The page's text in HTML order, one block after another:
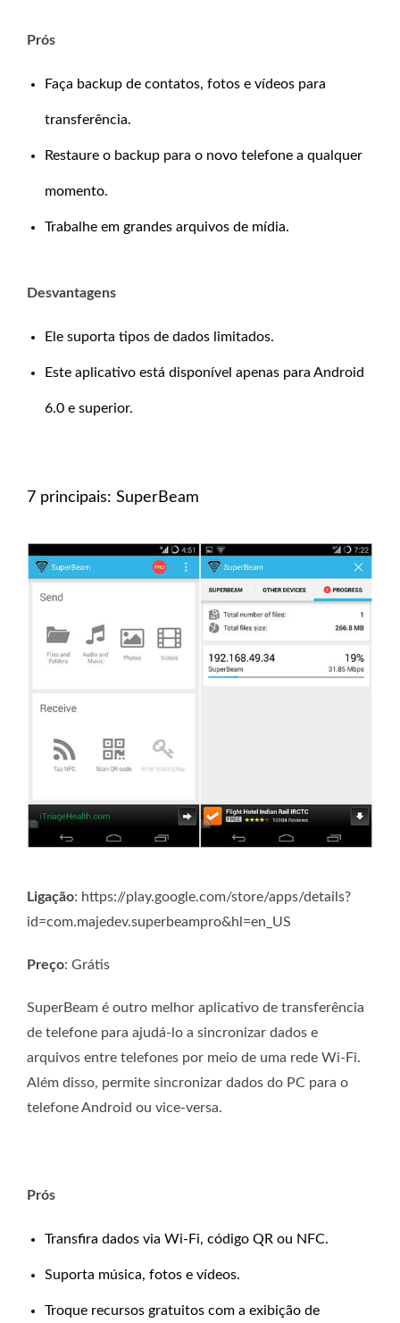
Prós
Faça backup de contatos, fotos e vídeos para
transferência.
Restaure o backup para o novo telefone a qualquer
momento.
Trabalhe em grandes arquivos de mídia.
Desvantagens
Ele suporta tipos de dados limitados.
Este aplicativo está disponível apenas para Android
6.0 e superior.
7 principais: SuperBeam
Ligação: https://play.google.com/store/apps/details?
id=com.majedev.superbeampro&hl=en_US
Preço: Grátis
SuperBeam é outro melhor aplicativo de transferência
de telefone para ajudá-lo a sincronizar dados e
arquivos entre telefones por meio de uma rede Wi-Fi.
Além disso, permite sincronizar dados do PC para o
telefone Android ou vice-versa.
Prós
Transfira dados via Wi-Fi, código QR ou NFC.
Suporta música, fotos e vídeos.
Troque recursos gratuitos com a exibição de